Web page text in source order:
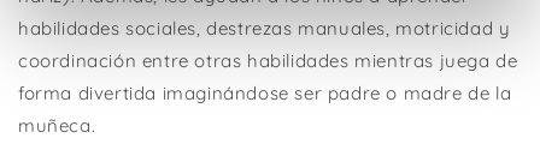
habilidades sociales, destrezas manuales, motricidad y
coordinación entre otras habilidades mientras juega de
forma divertida imaginándose ser padre o madre de la
muñeca.